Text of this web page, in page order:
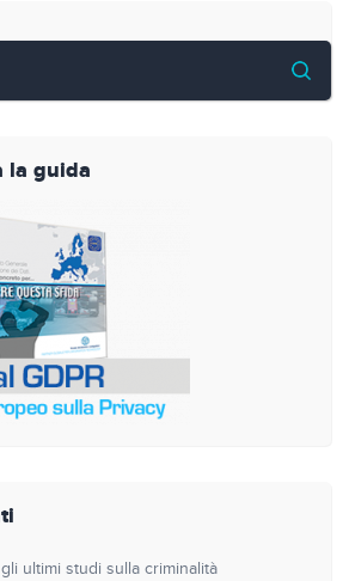
la guida
ultimi studi sulla criminalità